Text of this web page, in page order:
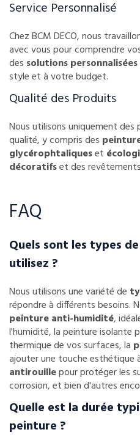
Service Personnalisé
Chez BCM DECO, nous
avec vous pour comprendre
des solutions personnalisées
style et à votre budget.
Qualité des Produits
Nous utilisons uniquement
qualité, y compris des
glycérophtaliqueset
décoratifset des
FAQ
Quels sont les types
utilisez ?
Nous utilisons une variété de
répondre à différents besoins.
peinture anti-humidité,
l'humidité, la peinture isolante
thermique de vos surfaces, la
ajouter une touche esthétique
antirouillepour protéger les
corrosion, et bien d'autres
Quelle est la durée
peinture ?